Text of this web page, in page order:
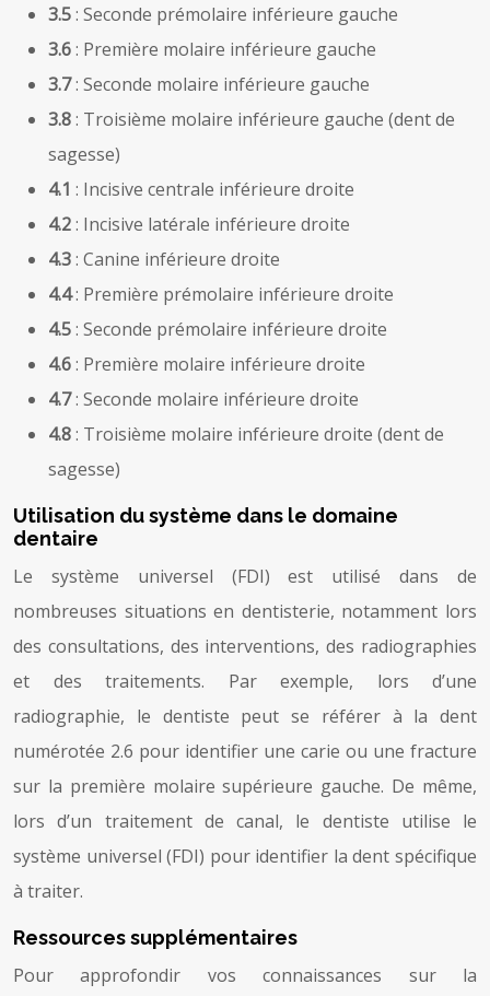
3.5: Seconde prémolaire inférieure gauche
3.6: Première molaire inférieure gauche
3.7: Seconde molaire inférieure gauche
3.8: Troisième molaire inférieure gauche (dent de
sagesse)
4.1 : Incisive centrale inférieure droite
4.2: Incisive latérale inférieure droite
4.3: Canine inférieure droite
4.4: Première prémolaire inférieure droite
4.5: Seconde prémolaire inférieure droite
4.6: Première molaire inférieure droite
4.7: Seconde molaire inférieure droite
4.8: Troisième molaire inférieure droite (dent de
sagesse)
Utilisation du système dans le domaine
dentaire
Le système universel (FDI) est utilisé dans de
nombreuses situations en dentisterie, notamment lors
des consultations, des interventions, des radiographies
et des traitements. Par exemple, lors d’une
radiographie, le dentiste peut se référer à la dent
numérotée 2.6 pour identifier une carie ou une fracture
sur la première molaire supérieure gauche. De même,
lors d’un traitement de canal, le dentiste utilise le
système universel (FDI) pour identifier la dent spécifique
à traiter.
Ressources supplémentaires
Pour approfondir vos connaissances sur la